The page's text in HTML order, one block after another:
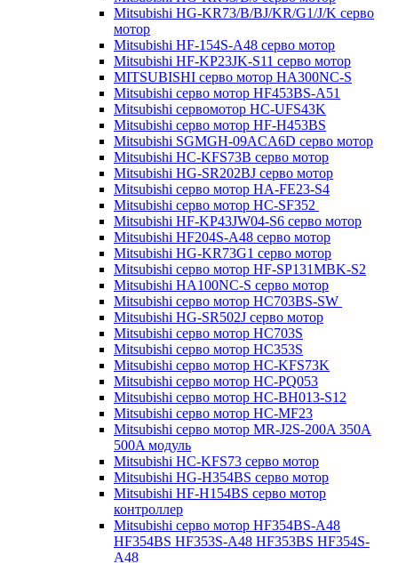
Mitsubishi HG-KR73/B/BJ/KR/G1/J/K серво
мотор
Mitsubishi HF-154S-A48 серво мотор
Mitsubishi HF-KP23JK-S11 серво мотор
MITSUBISHI серво мотор HA300NC-S
Mitsubishi серво мотор HF453BS-A51
Mitsubishi сервомотор HC-UFS43K
Mitsubishi серво мотор HF-H453BS
Mitsubishi SGMGH-09ACA6D серво мотор
Mitsubishi HC-KFS73B серво мотор
Mitsubishi HG-SR202BJ серво мотор
Mitsubishi серво мотор HA-FE23-S4
Mitsubishi серво мотор HC-SF352
Mitsubishi HF-KP43JW04-S6 серво мотор
Mitsubishi HF204S-A48 серво мотор
Mitsubishi HG-KR73G1 серво мотор
Mitsubishi серво мотор HF-SP131MBK-S2
Mitsubishi HA100NC-S серво мотор
Mitsubishi серво мотор HC703BS-SW
Mitsubishi HG-SR502J серво мотор
Mitsubishi серво мотор HC703S
Mitsubishi серво мотор HC353S
Mitsubishi серво мотор HC-KFS73K
Mitsubishi серво мотор HC-PQ053
Mitsubishi серво мотор HC-BH013-S12
Mitsubishi серво мотор HC-MF23
Mitsubishi серво мотор MR-J2S-200A 350A
500A модуль
Mitsubishi HC-KFS73 серво мотор
Mitsubishi HG-H354BS серво мотор
Mitsubishi HF-H154BS серво мотор
контроллер
Mitsubishi серво мотор HF354BS-A48
HF354BS HF353S-A48 HF353BS HF354S-
A48